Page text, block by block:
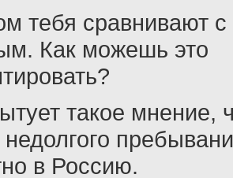
тебя сравнивают
Как можешь это
такое мнение,
в Россию.